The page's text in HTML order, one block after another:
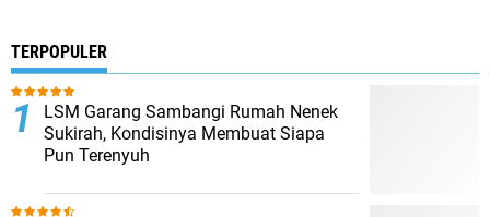
TERPOPULER
LSM Garang Sambangi Rumah Nenek
Sukirah, Kondisinya Membuat Siapa
Pun Terenyuh